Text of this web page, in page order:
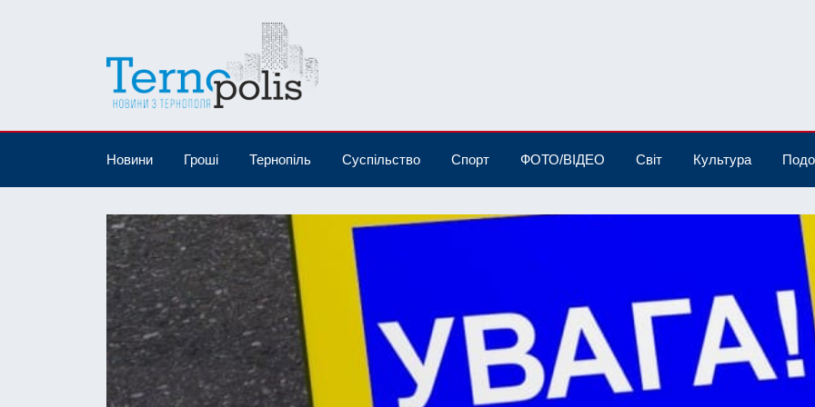
Новини Гроші Тернопіль Суспільство Спорт ФОТО/ВІДЕО Світ Культура